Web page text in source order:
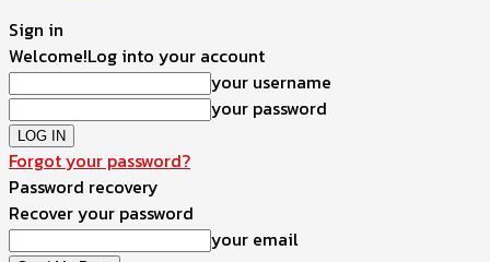
Sign in
Welcome!Log into your account
your username
your password
Forgot your password?
Password recovery
Recover your password
your email